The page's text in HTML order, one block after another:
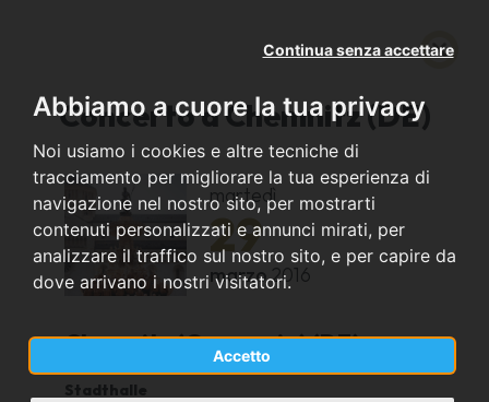
Abbiamo a cuore la tua privacy
Noi usiamo i cookies e altre tecniche di
tracciamento per migliorare la tua esperienza di
navigazione nel nostro sito, per mostrarti
contenuti personalizzati e annunci mirati, per
analizzare il traffico sul nostro sito, e per capire da
dove arrivano i nostri visitatori.
Accetto
Continua senza accettare
Concerto a Chemnitz (DE)
martedì
29
marzo2016
Chemnitz (Germania) (DE)
Stadthalle